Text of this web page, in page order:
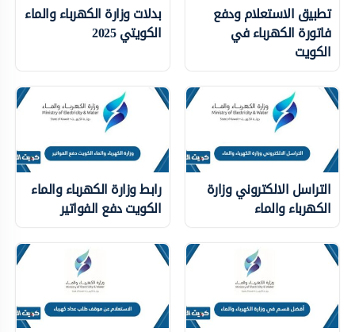
تطبيق الاستعلام ودفع
فاتورة الكهرباء في
الكويت
بدلات وزارة الكهرباء والماء
الكويتي 2025
التراسل الالكتروني وزارة
الكهرباء والماء
رابط وزارة الكهرباء والماء
الكويت دفع الفواتير